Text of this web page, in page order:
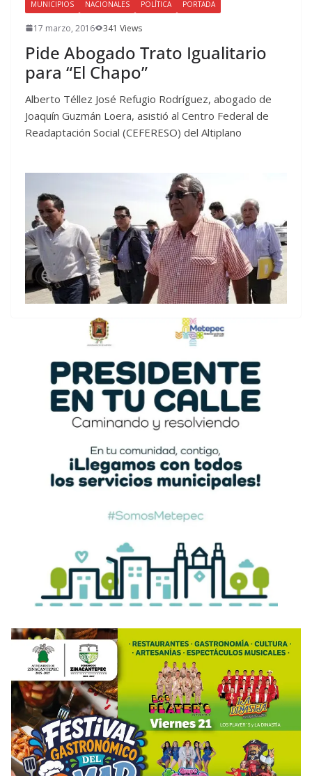
MUNICIPIOS NACIONALES POLÍTICA PORTADA
17 marzo, 2016 341 Views
Pide Abogado Trato Igualitario
para “El Chapo”
Alberto Téllez José Refugio Rodríguez, abogado de
Joaquín Guzmán Loera, asistió al Centro Federal de
Readaptación Social (CEFERESO) del Altiplano